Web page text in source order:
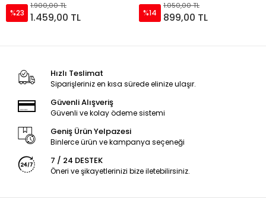
%23
1.900,00 TL
1.459,00 TL %14
1.050,00 TL
899,00 TL
Hızlı Teslimat
Siparişleriniz en kısa sürede elinize ulaşır.
Güvenli Alışveriş
Güvenli ve kolay ödeme sistemi
Geniş Ürün Yelpazesi
Binlerce ürün ve kampanya seçeneği
7 / 24 DESTEK
Öneri ve şikayetlerinizi bize iletebilirsiniz.